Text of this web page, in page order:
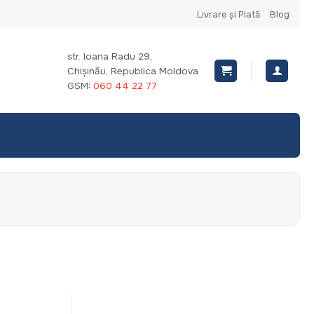
Livrare și Plată Blog
str. Ioana Radu 29,
Chișinău, Republica Moldova
GSM: 060 44 22 77